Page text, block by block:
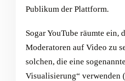
Publikum der Plattform.
Sogar YouTube räumte ein,
Moderatoren auf Video zu
solchen, die eine
Visualisierung“ verwenden